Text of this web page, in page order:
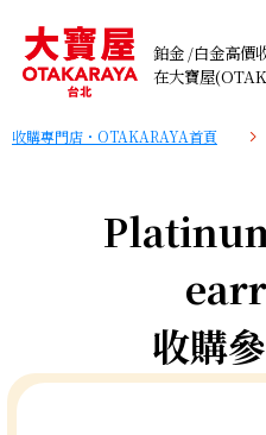
鉑金 /白金高
在大寶屋
收購專門店・OTAKARAYA首頁
收購